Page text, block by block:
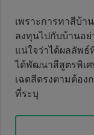
เพราะการทาสีบ้
ลงทุนไปกับบ้านอ
แน่ใจว่าได้ผลลัพ
ได้พัฒนาสีสูตรพิเ
เฉดสีตรงตามต้อง
ที่ระบุ